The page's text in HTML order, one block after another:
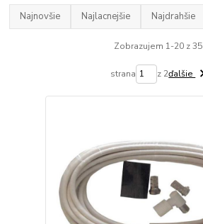
Najnovšie Najlacnejšie Najdrahšie
Zobrazujem 1-20 z 35
strana z 2ďalšie